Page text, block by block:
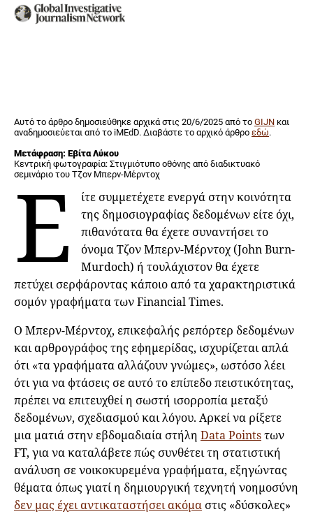
Αυτό το άρθρο δημοσιεύθηκε αρχικά στις 20/6/2025 από το GIJN και
αναδημοσιεύεται από το iMEdD. Διαβάστε το αρχικό άρθρο εδώ.
Μετάφραση: Εβίτα Λύκου
Κεντρική φωτογραφία: Στιγμιότυπο οθόνης από διαδικτυακό
σεμινάριο του Τζον Μπερν-Μέρντοχ
Ε
ίτε συμμετέχετε ενεργά στην κοινότητα
της δημοσιογραφίας δεδομένων είτε όχι,
πιθανότατα θα έχετε συναντήσει το
όνομα Τζον Μπερν-Μέρντοχ (John Burn-
Murdoch) ή τουλάχιστον θα έχετε
πετύχει σερφάροντας κάποιο από τα χαρακτηριστικά
σομόν γραφήματα των Financial Times.
Ο Μπερν-Μέρντοχ, επικεφαλής ρεπόρτερ δεδομένων
και αρθρογράφος της εφημερίδας, ισχυρίζεται απλά
ότι «τα γραφήματα αλλάζουν γνώμες», ωστόσο λέει
ότι για να φτάσεις σε αυτό το επίπεδο πειστικότητας,
πρέπει να επιτευχθεί η σωστή ισορροπία μεταξύ
δεδομένων, σχεδιασμού και λόγου. Αρκεί να ρίξετε
μια ματιά στην εβδομαδιαία στήλη Data Pointsτων
FT, για να καταλάβετε πώς συνθέτει τη στατιστική
ανάλυση σε νοικοκυρεμένα γραφήματα, εξηγώντας
θέματα όπως γιατί η δημιουργική τεχνητή νοημοσύνη
δεν μας έχει αντικαταστήσει ακόμα στις «δύσκολες»